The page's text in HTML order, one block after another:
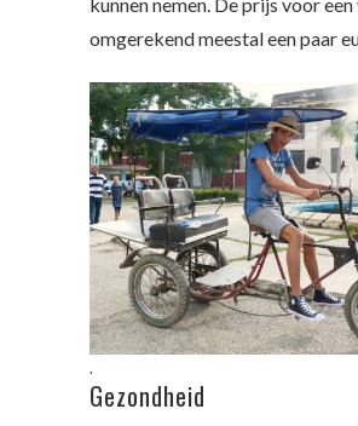
omgerekend meestal een paar
.
Gezondheid